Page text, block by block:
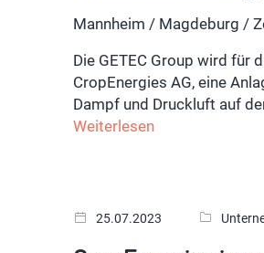
Mannheim / Magdeburg /
Die GETEC Group wird für
CropEnergies AG, eine
Dampf und Druckluft auf
Weiterlesen
25.07.2023